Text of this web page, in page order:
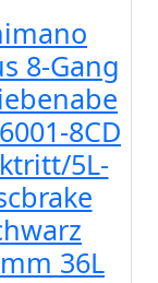
8-Gang
8CD
5L-
36L